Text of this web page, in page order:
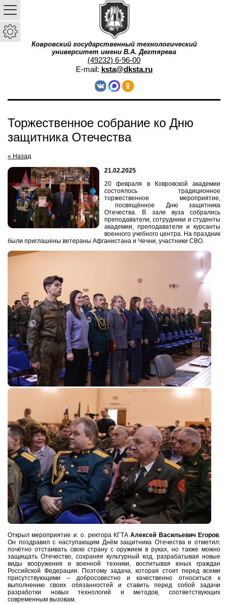
Ковровский государственный технологический
университет имени В.А. Дегтярева
(49232) 6-96-00
E-mail: ksta@dksta.ru
Торжественное собрание ко Дню
защитника Отечества
« Назад
21.02.2025
20 февраля в Ковровской академии
состоялось традиционное
торжественное мероприятие,
посвящённое Дню защитника
Отечества. В зале вуза собрались
преподаватели, сотрудники и студенты
академии, преподаватели и курсанты
военного учебного центра. На праздник
были приглашены ветераны Афганистана и Чечни, участники СВО.
Открыл мероприятие и. о. ректора КГТААлексей Васильевич Егоров.
Он поздравил с наступающим Днём защитника Отечества и отметил:
почётно отстаивать свою страну с оружием в руках, но также можно
защищать Отечество, сохраняя культурный код, разрабатывая новые
виды вооружения и военной техники, воспитывая юных граждан
Российской Федерации. Поэтому задача, которая стоит перед всеми
присутствующими – добросовестно и качественно относиться к
выполнению своих обязанностей и ставить перед собой задачи
разработки новых технологий и методов, соответствующих
современным вызовам.